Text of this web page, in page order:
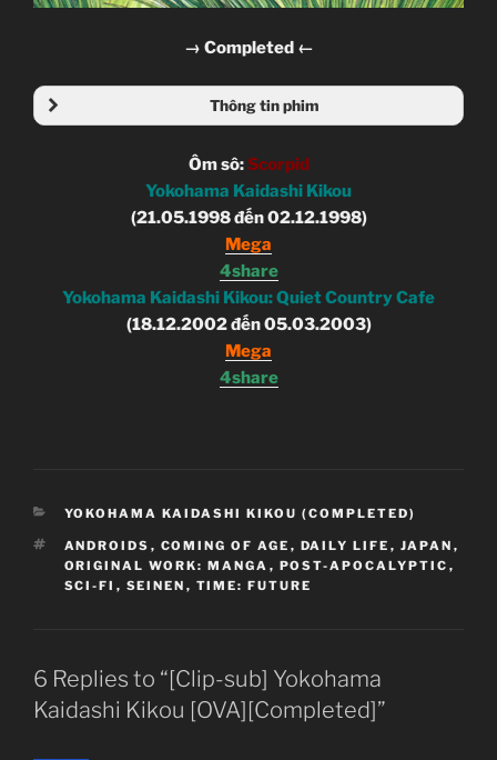
→ Completed ←
Thông tin phim
Ôm sô:Scorpid
Yokohama Kaidashi Kikou
(21.05.1998 đến 02.12.1998)
Mega
4share
Yokohama Kaidashi Kikou: Quiet Country Cafe
(18.12.2002 đến 05.03.2003)
Mega
4share
CATEGORIES
YOKOHAMA KAIDASHI KIKOU (COMPLETED)
TAGS
ANDROIDS , COMING OF AGE , DAILY LIFE , JAPAN ,
ORIGINAL WORK: MANGA , POST-APOCALYPTIC ,
SCI-FI , SEINEN , TIME: FUTURE
6 Replies to “[Clip-sub] Yokohama
Kaidashi Kikou [OVA][Completed]”